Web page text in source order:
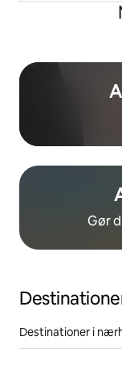
Gør
Destinationer i